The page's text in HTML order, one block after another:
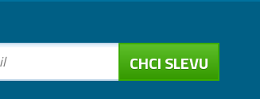
CHCI SLEVU